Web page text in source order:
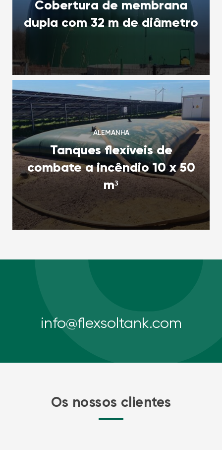
Cobertura de membrana
dupla com 32 m de diâmetro
ALEMANHA
Tanques flexíveis de
combate a incêndio 10 x 50
m³
info@flexsoltank.com
Os nossos clientes